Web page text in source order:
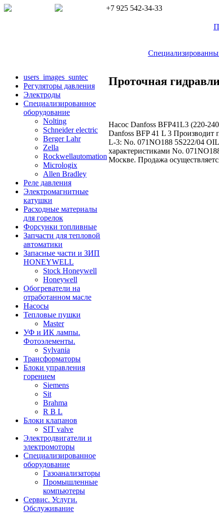
+7 925 542-34-33
users_images_suntec
Регуляторы давления
Электроды
Cпециализированное
оборудование
Nolting
Schneider electric
Berger Lahr
Zella
Rockwellautomation
Micrologix
Allen Bradley
Реле давления
Электромагнитные
катушки
Расходные материалы
для горелок
Форсунки топливные
Запчасти для тепловой
автоматики
Запасные части и ЗИП
HONEYWELL
Stock Honeywell
Honeywell
Обогреватели на
отработанном масле
Насосы
Тепловые пушки
Master
УФ и ИК лампы.
Фотоэлементы.
Sylvania
Трансформаторы
Блоки управления
горением
Siemens
Sit
Brahma
R B L
Блоки клапанов
SIT valve
Электродвигатели и
электромоторы
Специализированное
оборудование
Газоанализаторы
Промышленные
компьютеры
Сервис. Услуги.
Обслуживание
Проточная
Насос Danfoss BFP41L3 (220-
Danfoss BFP 41 L 3 Производит
L-3: No. 071NO188 5S222/04
характеристиками No.
Москве. Продажа